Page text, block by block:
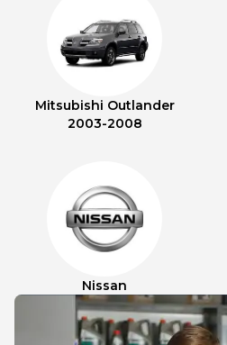
Mitsubishi Outlander
2003-2008
Nissan